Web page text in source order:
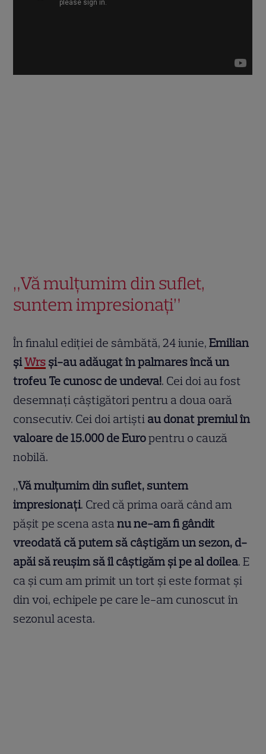
„Vă mulțumim din suflet,
suntem impresionați”
În finalul ediției de sâmbătă, 24 iunie,Emilian
șiWrs şi-au adăugat în palmares încă un
trofeu Te cunosc de undeva!. Cei doi au fost
desemnați câștigători pentru a doua oară
consecutiv. Cei doi artişti au donat premiul în
valoare de 15.000 de Europentru o cauză
nobilă.
„Vă mulțumim din suflet, suntem
impresionați. Cred că prima oară când am
pășit pe scena astanu ne-am fi gândit
vreodată că putem să câștigăm un sezon, d-
apăi să reușim să îl câștigăm și pe al doilea. E
ca și cum am primit un tort și este format și
din voi, echipele pe care le-am cunoscut în
sezonul acesta.